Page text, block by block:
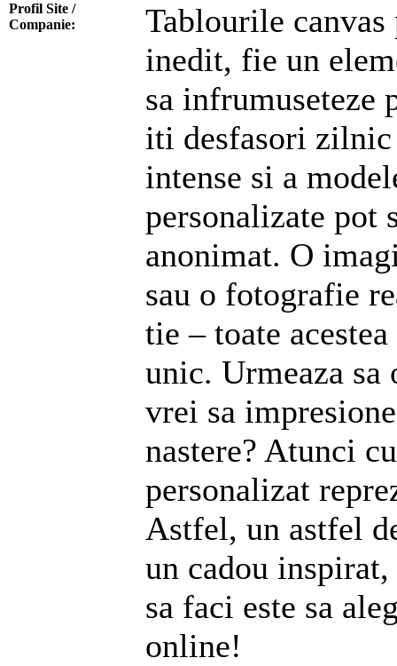
Profil Site /
Companie:
Tablourile
inedit, fie un
sa infrumuseteze
iti desfasori
intense si a
personalizate pot
anonimat. O
sau o fotografie
tie – toate
unic. Urmeaza sa
vrei sa
nastere? Atunci
personalizat
Astfel, un astfel
un cadou
sa faci este sa
online!